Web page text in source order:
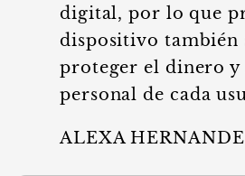
digital, por lo que
dispositivo también
proteger el dinero
personal de cada
ALEXA